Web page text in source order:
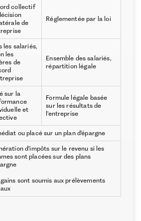
collectif
de
Réglementée par la loi
les salariés,
les
de
Ensemble des salariés,
répartition légale
sur la
et
Formule légale basée
sur les résultats de
l'entreprise
ou placé sur un plan d'épargne
d'impôts sur le revenu si les
sont placées sur des plans
sont soumis aux prélèvements